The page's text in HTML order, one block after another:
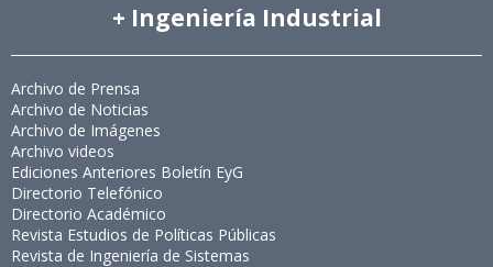
+ Ingeniería Industrial
Archivo de Prensa
Archivo de Noticias
Archivo de Imágenes
Archivo videos
Ediciones Anteriores Boletín EyG
Directorio Telefónico
Directorio Académico
Revista Estudios de Políticas Públicas
Revista de Ingeniería de Sistemas